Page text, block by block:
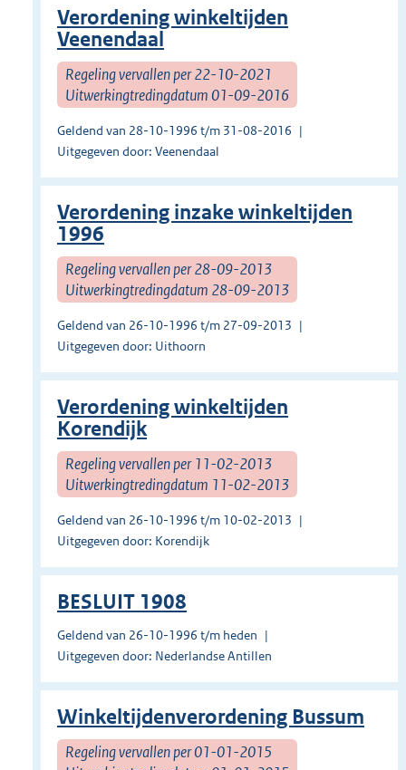
Verordening winkeltijden
Veenendaal
Regeling vervallen per 22-10-2021
Uitwerkingtredingdatum 01-09-2016
Geldend van 28-10-1996 t/m 31-08-2016
Uitgegeven door: Veenendaal
Verordening inzake winkeltijden
1996
Regeling vervallen per 28-09-2013
Uitwerkingtredingdatum 28-09-2013
Geldend van 26-10-1996 t/m 27-09-2013
Uitgegeven door: Uithoorn
Verordening winkeltijden
Korendijk
Regeling vervallen per 11-02-2013
Uitwerkingtredingdatum 11-02-2013
Geldend van 26-10-1996 t/m 10-02-2013
Uitgegeven door: Korendijk
BESLUIT 1908
Geldend van 26-10-1996 t/m heden
Uitgegeven door: Nederlandse Antillen
Winkeltijdenverordening Bussum
Regeling vervallen per 01-01-2015